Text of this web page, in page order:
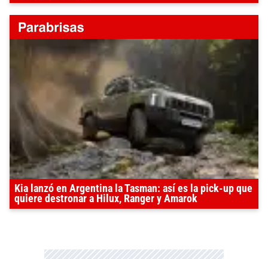
Kia lanzó en Argentina la Tasman: así es la pick-up que
quiere destronar a Hilux, Ranger y Amarok